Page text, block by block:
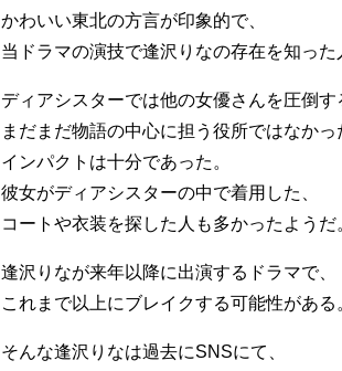
かわいい東北の方言が印象的で、
当ドラマの演技で逢沢りなの存在を知った
ディアシスターでは他の女優さんを圧倒す
まだまだ物語の中心に担う役所ではなかっ
インパクトは十分であった。
彼女がディアシスターの中で着用した、
コートや衣装を探した人も多かったようだ
逢沢りなが来年以降に出演するドラマで、
これまで以上にブレイクする可能性がある
そんな逢沢りなは過去にSNSにて、